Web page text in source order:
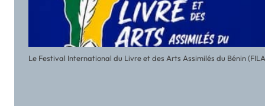
Le Festival International du Livre et des Arts Assimilés du Bénin